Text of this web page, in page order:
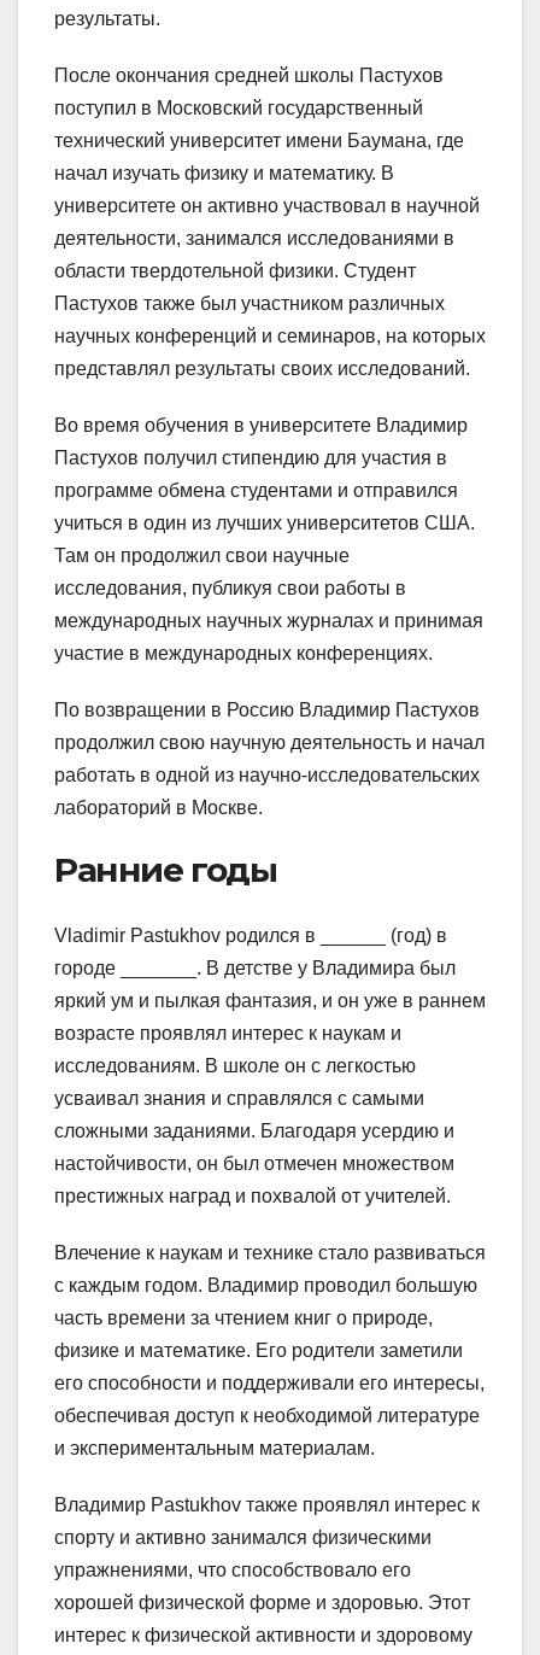
результаты.
После окончания средней школы Пастухов
поступил в Московский государственный
технический университет имени Баумана, где
начал изучать физику и математику. В
университете он активно участвовал в научной
деятельности, занимался исследованиями в
области твердотельной физики. Студент
Пастухов также был участником различных
научных конференций и семинаров, на которых
представлял результаты своих исследований.
Во время обучения в университете Владимир
Пастухов получил стипендию для участия в
программе обмена студентами и отправился
учиться в один из лучших университетов США.
Там он продолжил свои научные
исследования, публикуя свои работы в
международных научных журналах и принимая
участие в международных конференциях.
По возвращении в Россию Владимир Пастухов
продолжил свою научную деятельность и начал
работать в одной из научно-исследовательских
лабораторий в Москве.
Ранние годы
Vladimir Pastukhov родился в ______ (год) в
городе _______. В детстве у Владимира был
яркий ум и пылкая фантазия, и он уже в раннем
возрасте проявлял интерес к наукам и
исследованиям. В школе он с легкостью
усваивал знания и справлялся с самыми
сложными заданиями. Благодаря усердию и
настойчивости, он был отмечен множеством
престижных наград и похвалой от учителей.
Влечение к наукам и технике стало развиваться
с каждым годом. Владимир проводил большую
часть времени за чтением книг о природе,
физике и математике. Его родители заметили
его способности и поддерживали его интересы,
обеспечивая доступ к необходимой литературе
и экспериментальным материалам.
Владимир Pastukhov также проявлял интерес к
спорту и активно занимался физическими
упражнениями, что способствовало его
хорошей физической форме и здоровью. Этот
интерес к физической активности и здоровому